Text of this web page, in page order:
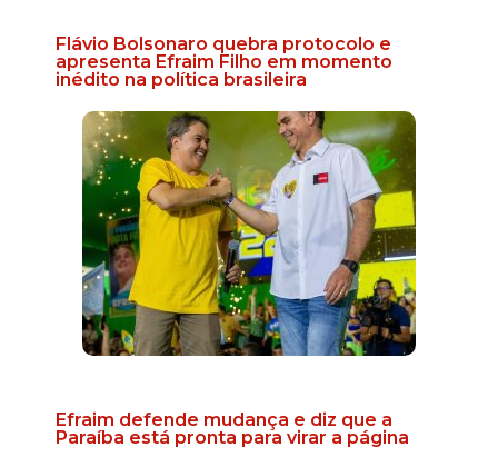
Flávio Bolsonaro quebra protocolo e
apresenta Efraim Filho em momento
inédito na política brasileira
Efraim defende mudança e diz que a
Paraíba está pronta para virar a página